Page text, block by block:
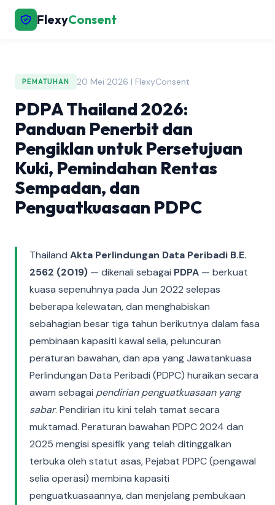
FlexyConsent
PEMATUHAN 20 Mei 2026 | FlexyConsent
PDPA Thailand 2026:
Panduan Penerbit dan
Pengiklan untuk Persetujuan
Kuki, Pemindahan Rentas
Sempadan, dan
Penguatkuasaan PDPC
Thailand Akta Perlindungan Data Peribadi B.E.
2562 (2019) — dikenali sebagai PDPA — berkuat
kuasa sepenuhnya pada Jun 2022 selepas
beberapa kelewatan, dan menghabiskan
sebahagian besar tiga tahun berikutnya dalam fasa
pembinaan kapasiti kawal selia, peluncuran
peraturan bawahan, dan apa yang Jawatankuasa
Perlindungan Data Peribadi (PDPC) huraikan secara
awam sebagai pendirian penguatkuasaan yang
sabar. Pendirian itu kini telah tamat secara
muktamad. Peraturan bawahan PDPC 2024 dan
2025 mengisi spesifik yang telah ditinggalkan
terbuka oleh statut asas, Pejabat PDPC (pengawal
selia operasi) membina kapasiti
penguatkuasaannya, dan menjelang pembukaan